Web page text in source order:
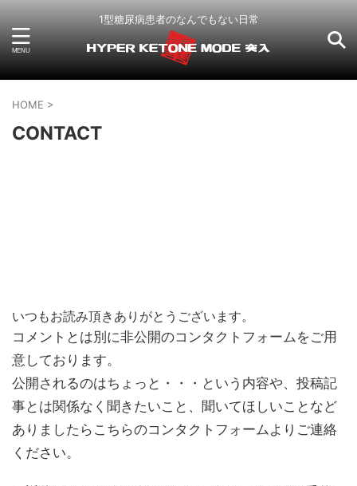
1型糖尿病患者のなんでもない日常
HOME >
CONTACT
いつもお読み頂きありがとうございます。
コメントとは別に非公開のコンタクトフォームをご用
意しております。
公開されるのはちょっと・・・という内容や、投稿記
事とは関係なく聞きたいこと、聞いてほしいことなど
ありましたらこちらのコンタクトフォームよりご連絡
ください。